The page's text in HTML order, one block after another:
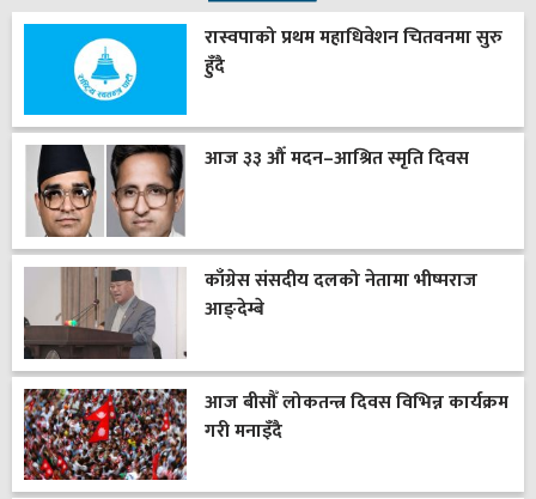
रास्वपाको प्रथम महाधिवेशन चितवनमा सुरु
हुँदै
आज ३३ औँ मदन–आश्रित स्मृति दिवस
काँग्रेस संसदीय दलको नेतामा भीष्मराज
आङ्देम्बे
आज बीसौँ लोकतन्त्र दिवस विभिन्न कार्यक्रम
गरी मनाइँदै